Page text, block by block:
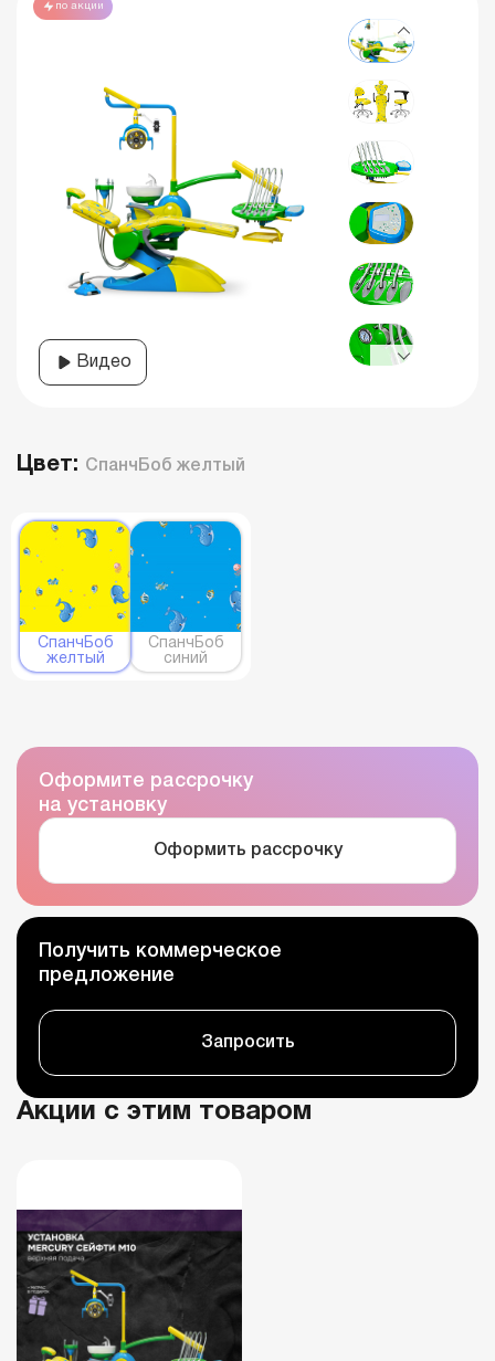
по акции
Видео
Цвет: СпанчБоб желтый
СпанчБоб
желтый
СпанчБоб
синий
Оформите рассрочку
на установку
Оформить рассрочку
Получить коммерческое
предложение
Запросить
Акции с этим товаром